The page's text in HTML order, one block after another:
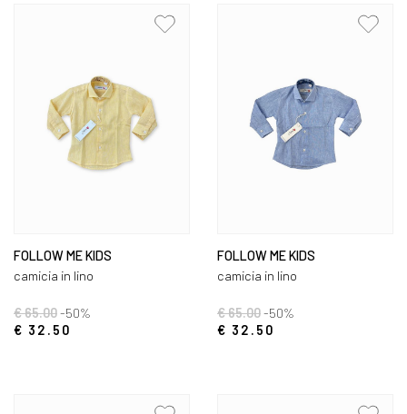
FOLLOW ME KIDS
camicia in lino
€ 65.00-50%
€ 32.50
FOLLOW ME KIDS
camicia in lino
€ 65.00-50%
€ 32.50